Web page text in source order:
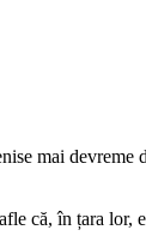
mai
că, în țara lor,